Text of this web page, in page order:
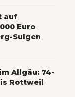
auf
Euro
Sulgen
Allgäu: 74-
Rottweil